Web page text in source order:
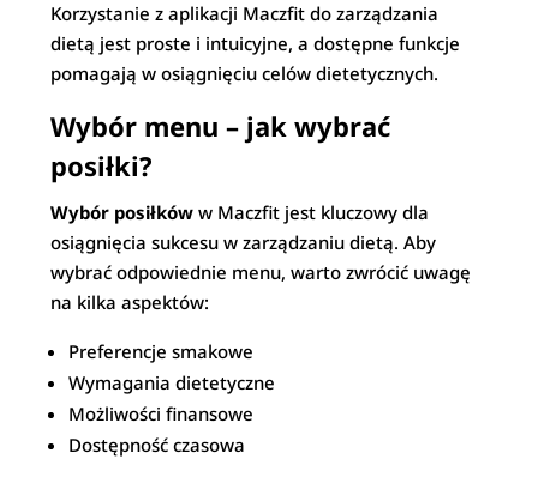
Korzystanie z aplikacji Maczfit do zarządzania
dietą jest proste i intuicyjne, a dostępne funkcje
pomagają w osiągnięciu celów dietetycznych.
Wybór menu – jak wybrać
posiłki?
Wybór posiłków w Maczfit jest kluczowy dla
osiągnięcia sukcesu w zarządzaniu dietą. Aby
wybrać odpowiednie menu, warto zwrócić uwagę
na kilka aspektów:
Preferencje smakowe
Wymagania dietetyczne
Możliwości finansowe
Dostępność czasowa